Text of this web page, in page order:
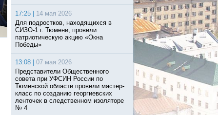
17:25 |
14 мая 2026
Для подростков, находящихся в
СИЗО-1 г. Тюмени, провели
патриотическую акцию «Окна
Победы»
13:08 |
07 мая 2026
Представители Общественного
совета при УФСИН России по
Тюменской области провели мастер-
класс по созданию георгиевских
ленточек в следственном изоляторе
№ 4